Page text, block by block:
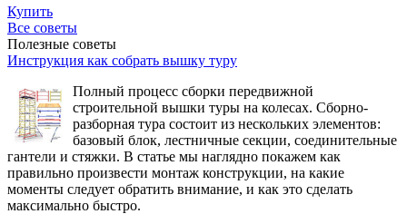
Купить
Все советы
Полезные советы
Инструкция как собрать вышку туру
Полный процесс сборки передвижной
строительной вышки туры на колесах. Сборно-
разборная тура состоит из нескольких элементов:
базовый блок, лестничные секции, соединительные
гантели и стяжки. В статье мы наглядно покажем как
правильно произвести монтаж конструкции, на какие
моменты следует обратить внимание, и как это сделать
максимально быстро.